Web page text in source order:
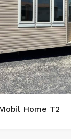
Home T2